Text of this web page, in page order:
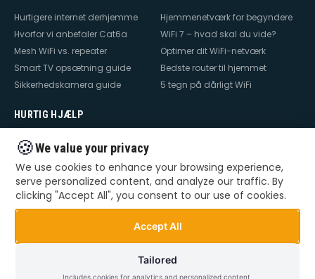
Hurtigere internet derhjemme
Hjemmenetværk for begyndere
Hvorfor vi anbefaler Cat6a
WiFi 7 – hvad skal du vide?
Mesh WiFi vs. repeater
Optimer dit WiFi-netværk
Smart TV opsætning guide
Bedste router til hjemmet
Sikkerhedskamera guide
5 tegn på dårligt WiFi
HURTIG HJÆLP
Hjælp til internet
Hjælp til TV
Hjælp til router
WiFi falder ud
TV der ikke virker
Dårlig WiFi
Mesh WiFi opsætning
Videoovervågning – privat &
🍪We value your privacy
We use cookies to enhance your browsing experience,
serve personalized content, and analyze our traffic. By
clicking "Accept All", you consent to our use of cookies.
Accept All
Tailored
Includes cookies for analytics and personalized content.